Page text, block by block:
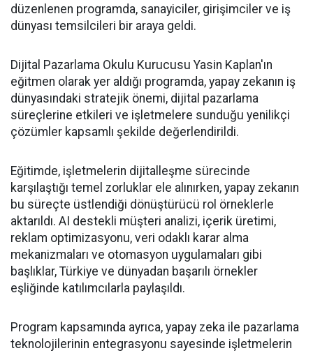
düzenlenen programda, sanayiciler, girişimciler ve iş
dünyası temsilcileri bir araya geldi.
Dijital Pazarlama Okulu Kurucusu Yasin Kaplan'ın
eğitmen olarak yer aldığı programda, yapay zekanın iş
dünyasındaki stratejik önemi, dijital pazarlama
süreçlerine etkileri ve işletmelere sunduğu yenilikçi
çözümler kapsamlı şekilde değerlendirildi.
Eğitimde, işletmelerin dijitalleşme sürecinde
karşılaştığı temel zorluklar ele alınırken, yapay zekanın
bu süreçte üstlendiği dönüştürücü rol örneklerle
aktarıldı. AI destekli müşteri analizi, içerik üretimi,
reklam optimizasyonu, veri odaklı karar alma
mekanizmaları ve otomasyon uygulamaları gibi
başlıklar, Türkiye ve dünyadan başarılı örnekler
eşliğinde katılımcılarla paylaşıldı.
Program kapsamında ayrıca, yapay zeka ile pazarlama
teknolojilerinin entegrasyonu sayesinde işletmelerin